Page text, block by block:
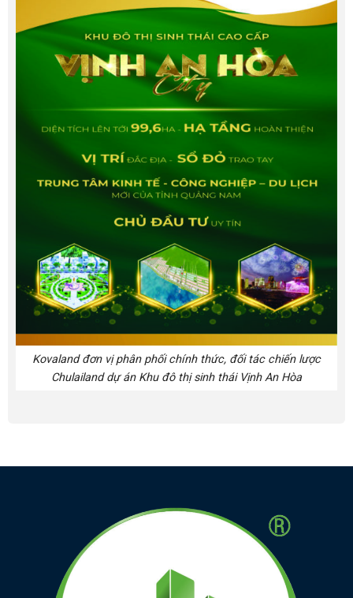
Kovaland đơn vị phân phối chính thức, đối tác chiến lược
Chulailand dự án Khu đô thị sinh thái Vịnh An Hòa